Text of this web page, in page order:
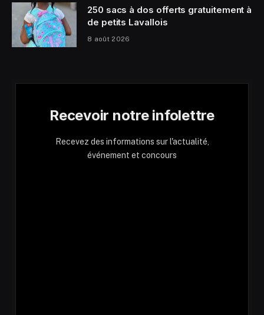
250 sacs à dos offerts gratuitement à
de petits Lavallois
8 août 2026
Recevoir notre infolettre
Recevez des informations sur l'actualité,
événement et concours